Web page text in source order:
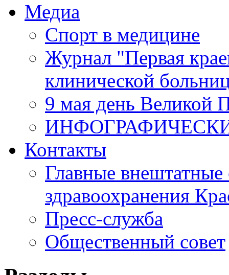
Медиа
Спорт в медицине
Журнал "Первая
клинической
9 мая день Великой
Контакты
Главные внештатные
здравоохранения
Пресс-служба
Общественный совет